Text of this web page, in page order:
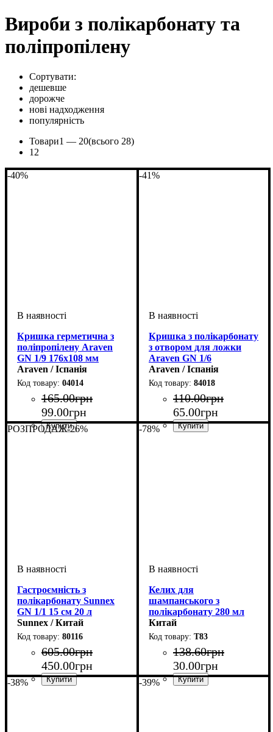
Вироби з полікарбонату та
поліпропілену
Сортувати:
дешевше
дорожче
нові надходження
популярність
Товари1 — 20(всього 28)
1 2
-40%
Кришка герметична з
поліпропілену Araven
GN 1/9 176х108 мм
Araven / Іспанія
04014
165.00грн
99.00грн
-41%
Кришка з полікарбонату
з отвором для ложки
Araven GN 1/6
Araven / Іспанія
84018
110.00грн
65.00грн
РОЗПРОДАЖ-26%
Гастроємність з
полікарбонату Sunnex
GN 1/1 15 см 20 л
Sunnex / Китай
80116
605.00грн
450.00грн
-78%
Келих для
шампанського з
полікарбонату 280 мл
Китай
Т83
138.60грн
30.00грн
-38% -39%